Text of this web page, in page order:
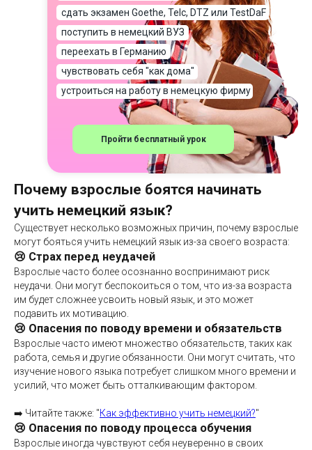
сдать экзамен Goethe, Telc, DTZ или TestDaF
поступить в немецкий ВУЗ
переехать в Германию
чувствовать себя "как дома"
устроиться на работу в немецкую фирму
Пройти бесплатный урок
Почему взрослые боятся начинать
учить немецкий язык?
Существует несколько возможных причин, почему взрослые
могут бояться учить немецкий язык из-за своего возраста:
😢 Страх перед неудачей
Взрослые часто более осознанно воспринимают риск
неудачи. Они могут беспокоиться о том, что из-за возраста
им будет сложнее усвоить новый язык, и это может
подавить их мотивацию.
😢 Опасения по поводу времени и обязательств
Взрослые часто имеют множество обязательств, таких как
работа, семья и другие обязанности. Они могут считать, что
изучение нового языка потребует слишком много времени и
усилий, что может быть отталкивающим фактором.
➡️ Читайте также: "Как эффективно учить немецкий?"
😢 Опасения по поводу процесса обучения
Взрослые иногда чувствуют себя неуверенно в своих